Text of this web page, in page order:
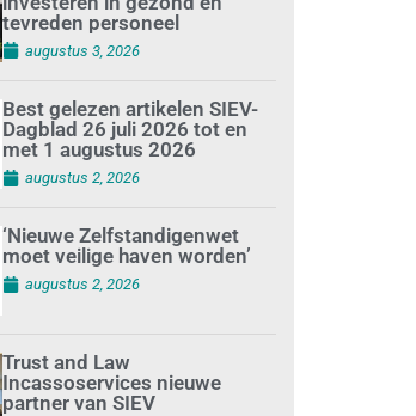
tevreden personeel
augustus 3, 2026
Best gelezen artikelen SIEV-
Dagblad 26 juli 2026 tot en
met 1 augustus 2026
augustus 2, 2026
‘Nieuwe Zelfstandigenwet
moet veilige haven worden’
augustus 2, 2026
Trust and Law
Incassoservices nieuwe
partner van SIEV